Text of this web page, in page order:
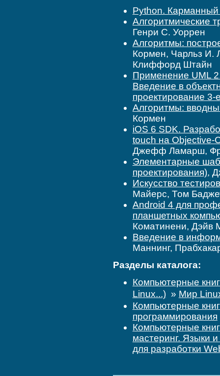
Python. Карманный
Алгоритмические
Генри С. Уоррен
Алгоритмы:
Кормен, Чарльз И.
Клиффорд Штайн
Применение UML
Введение в
проектирование 3-
Алгоритмы:
Кормен
iOS 6 SDK.
touch на Objective-
Джефф Ламарш,
Элементарные
проектирования),
Искусство
Майерс, Том
Android 4 для
планшетных
Коматинени, Дэйв
Введение в
Маннинг,
Разделы каталога:
Компьютерные
Linux...)» Мир
Компьютерные
программирования
Компьютерные
мастеринг. Языки
для разработки